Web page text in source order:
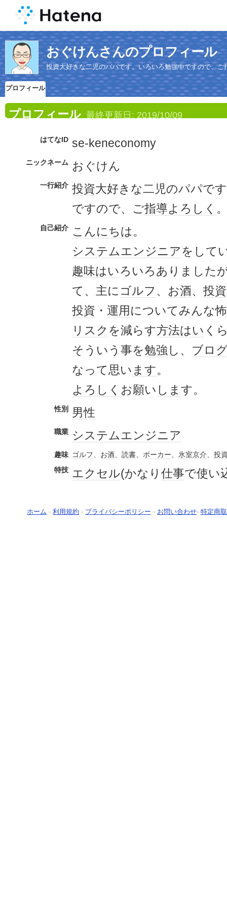
おぐけんさんのプロフィール
投資大好きな二児のパパです。いろいろ勉強中ですので、ご
プロフィール
プロフィール 最終更新日: 2019/10/09
はてなID se-keneconomy
ニックネーム おぐけん
一行紹介 投資大好きな二児のパパで
ですので、ご指導よろしく
自己紹介 こんにちは。
システムエンジニアをして
趣味はいろいろありました
て、主に ゴルフ 、 お酒、 投資
投資 ・ 運用 についてみんな
リスク を減らす方法はい く
そういう事を勉強 し、 ブロ
なって思い ます。
よろしく お願い しま す。
性別 男性
職業 システムエンジニア
趣味 ゴルフ、 お酒、 読書、 ポーカー、 氷室京介、 投
特技 エクセル(かなり 仕事で使い
ホーム - 利用規約 - プライバシーポリシー - お問い合わせ- 特定商